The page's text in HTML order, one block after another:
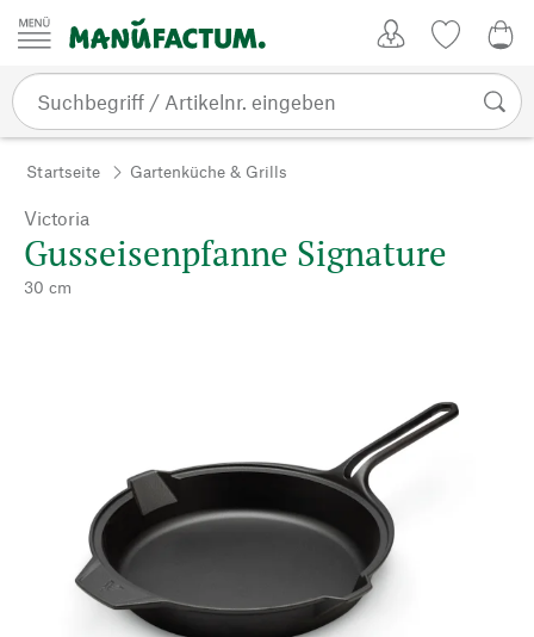
Zum Inhalt springen
Startseite Gartenküche & Grills
Victoria
Gusseisenpfanne Signature
30 cm